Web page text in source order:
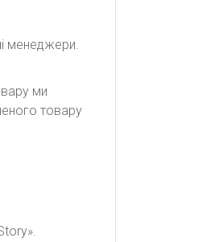
менеджери.
ми
товару